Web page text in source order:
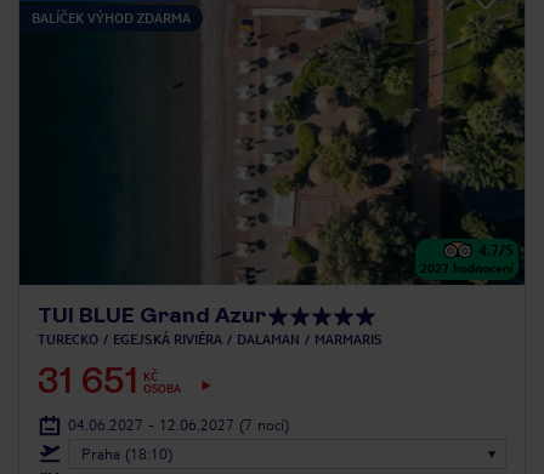
BALÍČEK VÝHOD ZDARMA
4.7/5
2027 hodnocení
TUI BLUE Grand Azur
TURECKO EGEJSKÁ RIVIÉRA DALAMAN MARMARIS
31 651
KČ
OSOBA
04.06.2027 - 12.06.2027 (7 nocí)
Praha (18:10)